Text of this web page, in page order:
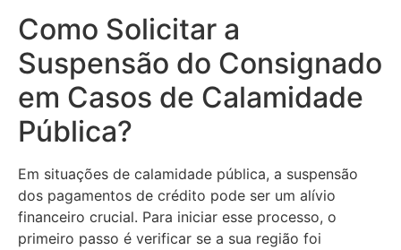
Como Solicitar a
Suspensão do Consignado
em Casos de Calamidade
Pública?
Em situações de calamidade pública, a suspensão
dos pagamentos de crédito pode ser um alívio
financeiro crucial. Para iniciar esse processo, o
primeiro passo é verificar se a sua região foi